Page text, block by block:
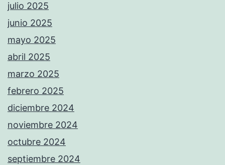
julio 2025
junio 2025
mayo 2025
abril 2025
marzo 2025
febrero 2025
diciembre 2024
noviembre 2024
octubre 2024
septiembre 2024